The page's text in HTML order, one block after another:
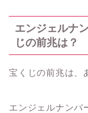
エンジェルナ
じの前兆は？
宝くじの前兆は、
エンジェルナンバ